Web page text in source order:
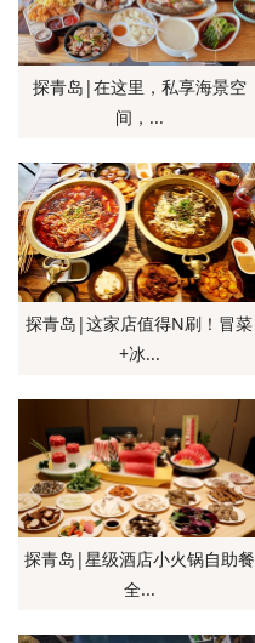
探青岛|在这里，私享海景空
间，...
探青岛|这家店值得N刷！冒菜
+冰...
探青岛|星级酒店小火锅自助餐
全...